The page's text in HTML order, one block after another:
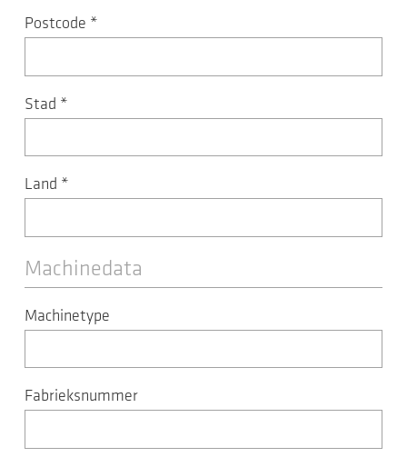
Postcode *
Stad *
Land *
Machinedata
Machinetype
Fabrieksnummer